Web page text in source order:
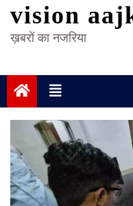
vision
ख़बरों का नजरिया